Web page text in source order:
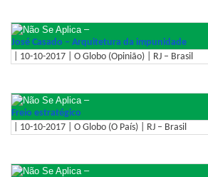
–
José Casado – Arquitetura da impunidade
| 10-10-2017 | O Globo (Opinião) | RJ – Brasil
–
Freio estratégico
| 10-10-2017 | O Globo (O País) | RJ – Brasil
–